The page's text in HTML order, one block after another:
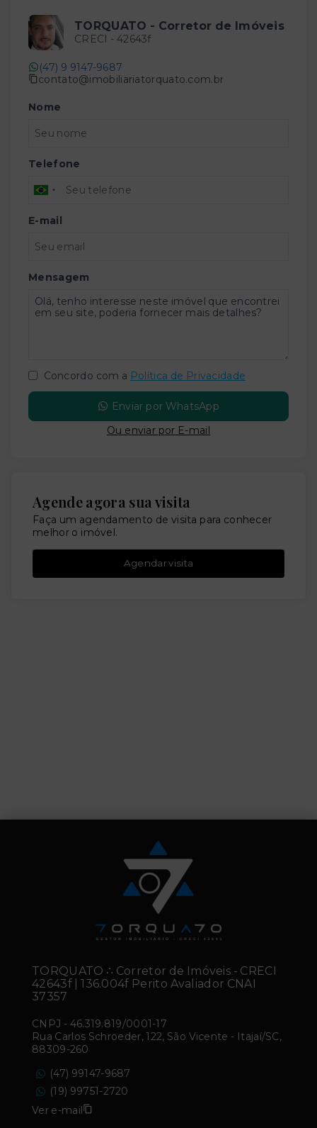
TORQUATO - Corretor de Imóveis
CRECI - 42643f
(47) 9 9147-9687
contato@imobiliariatorquato.com.br
Nome
Telefone
E-mail
Mensagem
Concordo com a Política de Privacidade
Enviar por WhatsApp
Ou enviar por E-mail
Agende agora sua visita
Faça um agendamento de visita para conhecer
melhor o imóvel.
Agendar visita
TORQUATO ∴ Corretor de Imóveis - CRECI
42643f | 136.004f Perito Avaliador CNAI
37357
CNPJ - 46.319.819/0001-17
Rua Carlos Schroeder, 122, São Vicente - Itajaí/SC,
88309-260
(47) 99147-9687
(19) 99751-2720
Ver e-mail